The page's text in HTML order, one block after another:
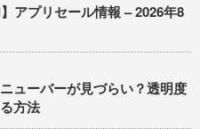
アプリセール情報 – 2026年8
ューバーが見づらい？透明度
方法